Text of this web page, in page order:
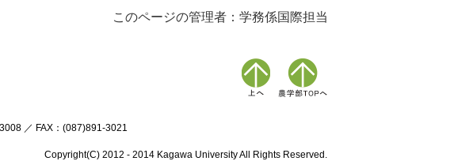
このページの管理者：学務係国際担当
／ FAX：(087)891-3021
Copyright(C) 2012 - 2014 Kagawa University All Rights Reserved.